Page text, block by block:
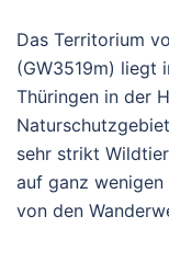
Das Territorium
(GW3519m) liegt
Thüringen in der
sehr strikt
auf ganz
von den